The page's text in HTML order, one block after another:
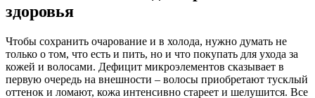
здоровья
Чтобы сохранить очарование и в холода, нужно думать не
только о том, что есть и пить, но и что покупать для ухода за
кожей и волосами. Дефицит микроэлементов сказывает в
первую очередь на внешности – волосы приобретают тусклый
оттенок и ломают, кожа интенсивно стареет и шелушится. Все